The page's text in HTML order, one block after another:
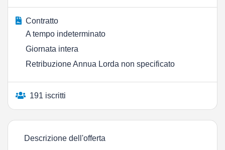
Contratto
A tempo indeterminato
Giornata intera
Retribuzione Annua Lorda non specificato
191 iscritti
Descrizione dell'offerta